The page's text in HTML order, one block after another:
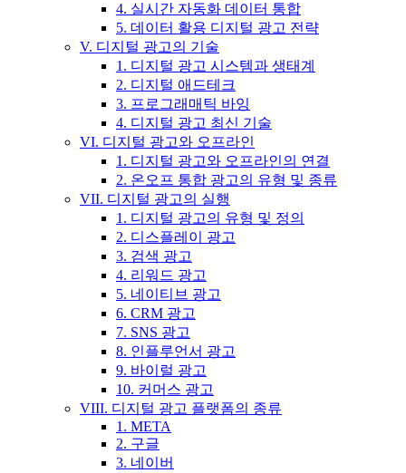
4. 실시간 자동화 데이터 통합
5. 데이터 활용 디지털 광고 전략
V. 디지털 광고의 기술
1. 디지털 광고 시스템과 생태계
2. 디지털 애드테크
3. 프로그래매틱 바잉
4. 디지털 광고 최신 기술
VI. 디지털 광고와 오프라인
1. 디지털 광고와 오프라인의 연결
2. 온오프 통합 광고의 유형 및 종류
VII. 디지털 광고의 실행
1. 디지털 광고의 유형 및 정의
2. 디스플레이 광고
3. 검색 광고
4. 리워드 광고
5. 네이티브 광고
6. CRM 광고
7. SNS 광고
8. 인플루언서 광고
9. 바이럴 광고
10. 커머스 광고
VIII. 디지털 광고 플랫폼의 종류
1. META
2. 구글
3. 네이버